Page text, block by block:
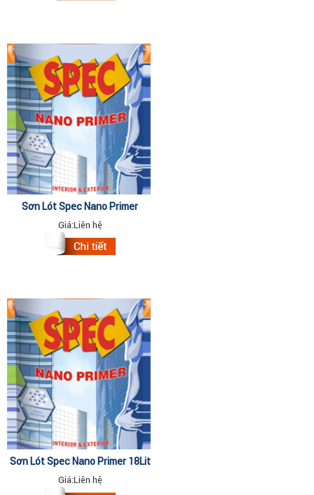
Sơn Lót Spec Nano Primer
4.375Lit
Giá:Liên hệ
Sơn Lót Spec Nano Primer 18Lit
Giá:Liên hệ